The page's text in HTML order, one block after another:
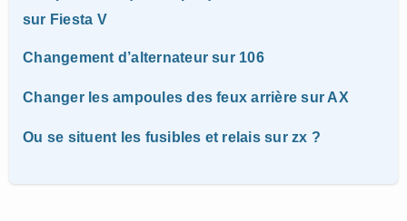
sur Fiesta V
Changement d’alternateur sur 106
Changer les ampoules des feux arrière sur AX
Ou se situent les fusibles et relais sur zx ?